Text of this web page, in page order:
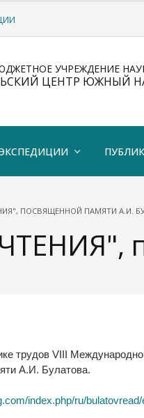
УЧРЕЖДЕНИЕ
ЦЕНТР ЮЖНЫЙ
ПОСВЯЩЕННОЙ ПАМЯТИ А.И.
трудов VIII
А.И. Булатова.
index.php/ru/